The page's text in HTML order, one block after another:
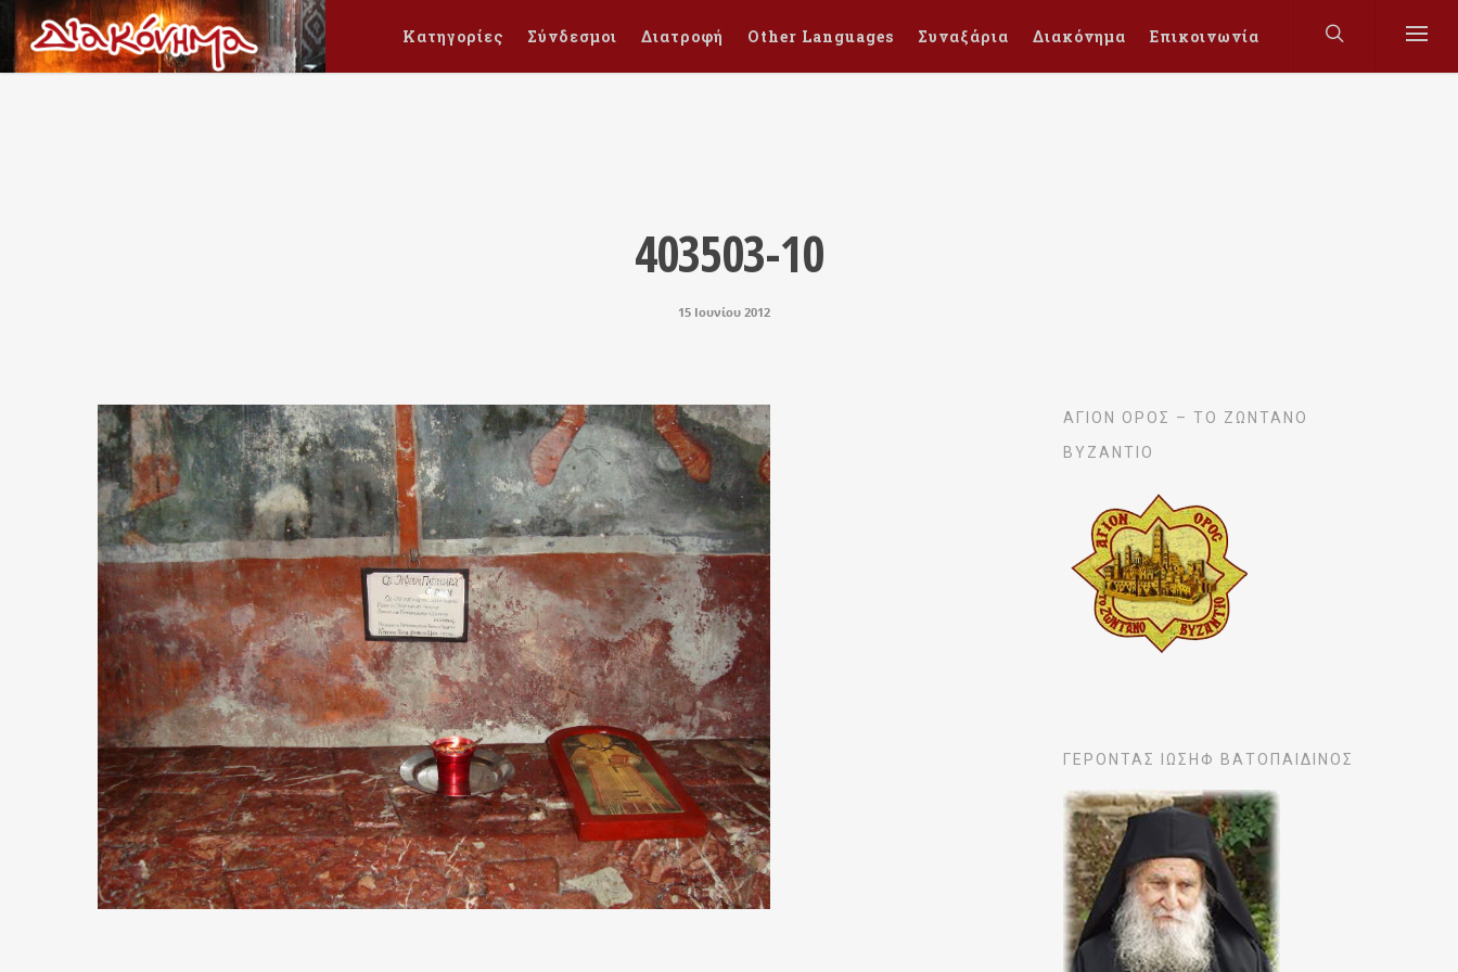
Κατηγορίες Σύνδεσμοι Διατροφή Other Languages Συναξάρια Διακόνημα Επικοινωνία
403503-10
15 Ιουνίου 2012
ΆΓΙΟΝ ΌΡΟΣ – ΤΟ ΖΩΝΤΑΝΌ
ΒΥΖΆΝΤΙΟ
ΓΕΡΟΝΤΑΣ ΙΩΣΗΦ ΒΑΤΟΠΑΙΔΙΝΟΣ